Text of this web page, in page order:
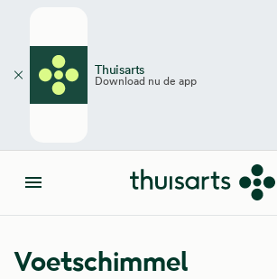
Thuisarts
Download nu de app
Sluiten
Menu
Voetschimmel